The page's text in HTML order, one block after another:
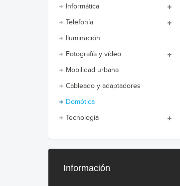
Informática
Telefonía
Iluminación
Fotografía y vídeo
Mobilidad urbana
Cableado y adaptadores
Domótica
Tecnología
Información